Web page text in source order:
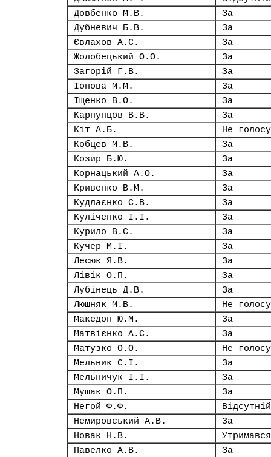
Довбенко М.В.
За
Дубневич Б.В.
За
Євлахов А.С.
За
Жолобецький О.О.
За
Загорій Г.В.
За
Іонова М.М.
За
Іщенко В.О.
За
Карпунцов В.В.
За
Кіт А.Б.
Не
Кобцев М.В.
За
Козир Б.Ю.
За
Корнацький А.О.
За
Кривенко В.М.
За
Кудлаєнко С.В.
За
Куліченко І.І.
За
Курило В.С.
За
Кучер М.І.
За
Лесюк Я.В.
За
Лівік О.П.
За
Лубінець Д.В.
За
Люшняк М.В.
Не
Македон Ю.М.
За
Матвієнко А.С.
За
Матузко О.О.
Не
Мельник С.І.
За
Мельничук І.І.
За
Мушак О.П.
За
Негой Ф.Ф.
Відсутній
Немировський А.В.
За
Новак Н.В.
Утримався
Павелко А.В.
За